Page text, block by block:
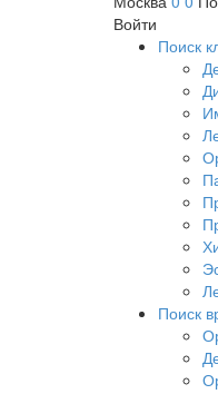
Войти
Поиск
Поиск